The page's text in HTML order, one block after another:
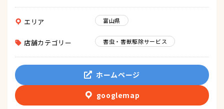
エリア 富山県
店舗カテゴリー 害虫・害獣駆除サービス
ホームページ
googlemap